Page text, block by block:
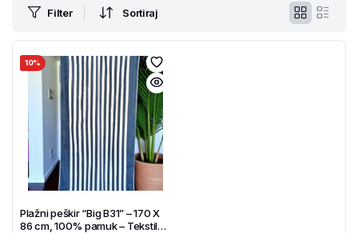
Filter Sortiraj
10%
Plažni peškir “Big B31” – 170 X
86 cm, 100% pamuk – Tekstil